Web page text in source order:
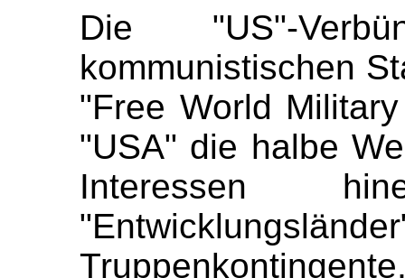
Die "US"-
kommunistischen
"Free World
"USA" die halbe
Interessen